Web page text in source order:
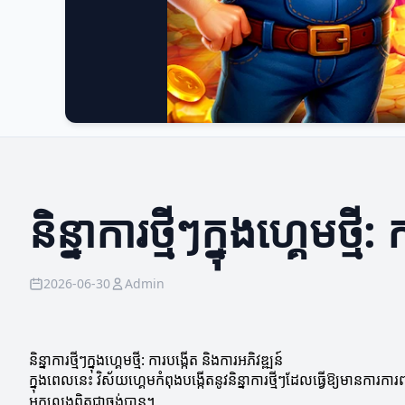
និន្នាការថ្មីៗក្នុងហ្គេមថ្
2026-06-30 Admin
និន្នាការថ្មីៗក្នុងហ្គេមថ្មី: ការបង្កើត និងការអភិវឌ្ឍន៍
ក្នុងពេលនេះ វិស័យហ្គេមកំពុងបង្កើតនូវនិន្នាការថ្មីៗដែលធ្វើឱ្យមានការ